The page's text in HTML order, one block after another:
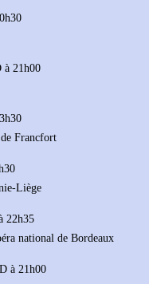
à 21h00
Francfort
Liège
22h35
national de Bordeaux
à 21h00